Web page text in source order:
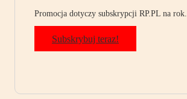
Promocja dotyczy subskrypcji RP.PL na rok.
Subskrybuj teraz!